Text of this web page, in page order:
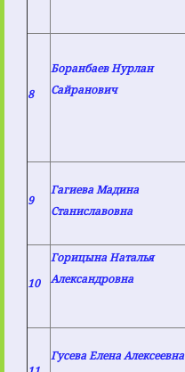
8
Боранбаев Нурлан
Сайранович
9
Гагиева Мадина
Станиславовна
10
Горицына Наталья
Александровна
Гусева Елена Алексеевна